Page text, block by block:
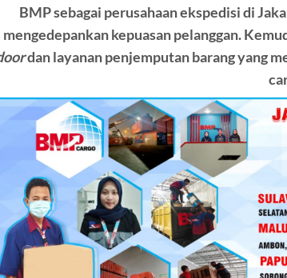
BMPsebagai perusahaan ekspedisi di
mengedepankan kepuasan pelanggan.
dan layanan penjemputan barang yang